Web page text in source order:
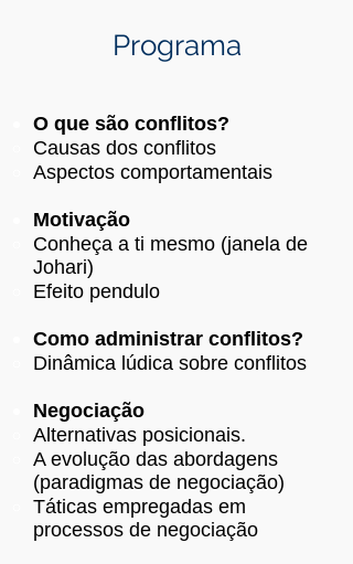
Programa
O que são conflitos?
Causas dos conflitos
Aspectos comportamentais
Motivação
Conheça a ti mesmo (janela de
Johari)
Efeito pendulo
Como administrar conflitos?
Dinâmica lúdica sobre conflitos
Negociação
Alternativas posicionais.
A evolução das abordagens
(paradigmas de negociação)
Táticas empregadas em
processos de negociação